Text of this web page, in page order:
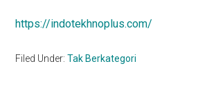
https://indotekhnoplus.com/
Filed Under:Tak Berkategori